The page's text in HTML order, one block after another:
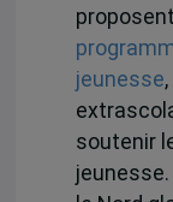
jeunesse
soutenir